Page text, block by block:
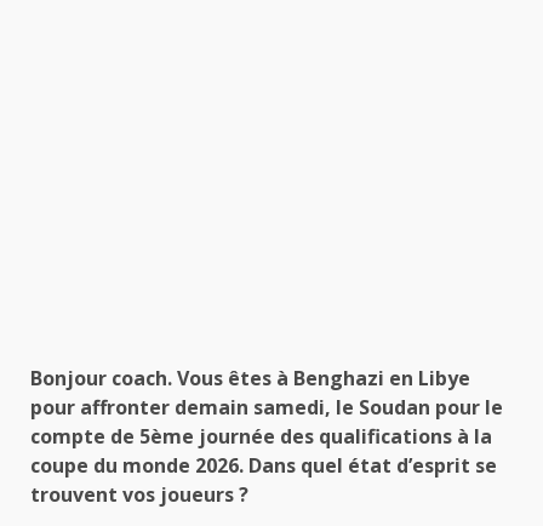
Bonjour coach. Vous êtes à Benghazi en Libye
pour affronter demain samedi, le Soudan pour le
compte de 5ème journée des qualifications à la
coupe du monde 2026. Dans quel état d’esprit se
trouvent vos joueurs ?